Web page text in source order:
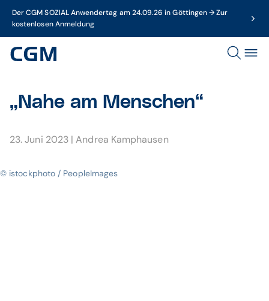
Der CGM SOZIAL Anwendertag am 24.09.26 in Göttingen → Zur
kostenlosen Anmeldung
„Nahe am Menschen“
23. Juni 2023 |Andrea Kamphausen
© istockphoto / PeopleImages